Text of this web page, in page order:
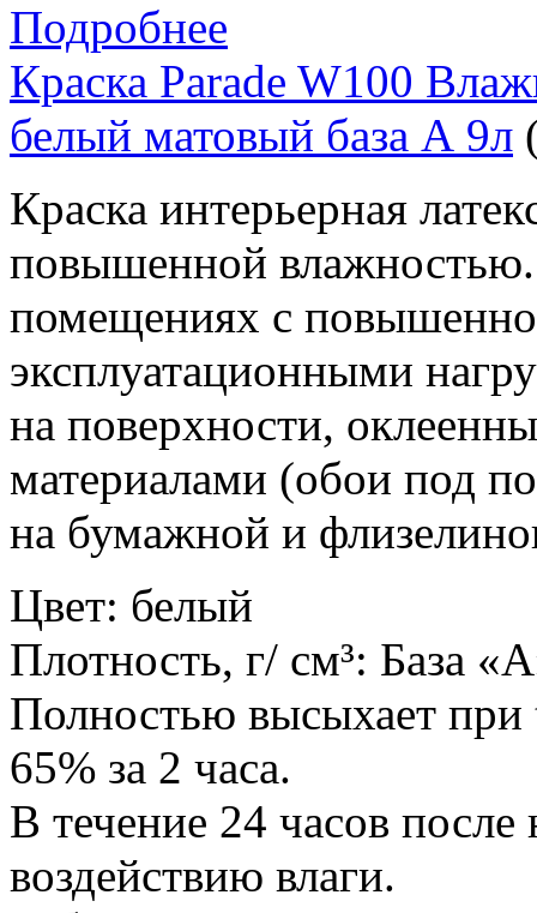
Подробнее
Краска Parade W100
белый матовый база А 9л
Краска интерьерная
повышенной влажностью.
помещениях с
эксплуатационными
на поверхности,
материалами (обои под
на бумажной и
Цвет: белый
Плотность, г/ см³: База
Полностью высыхает при
65% за 2 часа.
В течение 24 часов после
воздействию влаги.